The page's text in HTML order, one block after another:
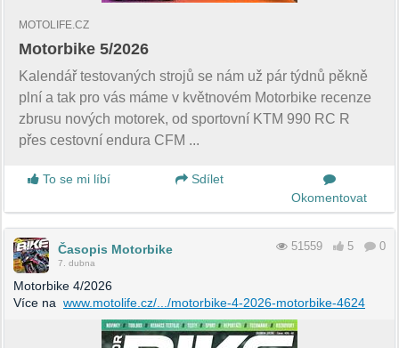
MOTOLIFE.CZ
Motorbike 5/2026
Kalendář testovaných strojů se nám už pár týdnů pěkně
plní a tak pro vás máme v květnovém Motorbike recenze
zbrusu nových motorek, od sportovní KTM 990 RC R
přes cestovní endura CFM ...
To se mi líbí
Sdílet
Okomentovat
Časopis Motorbike
7. dubna
51559 5 0
Motorbike 4/2026
Více na www.motolife.cz/.../motorbike-4-2026-motorbike-4624